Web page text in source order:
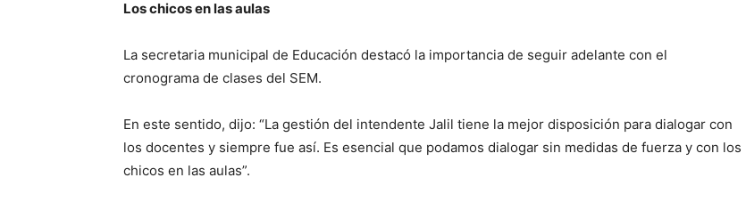
Los chicos en las aulas
La secretaria municipal de Educación destacó la importancia de seguir adelante con el
cronograma de clases del SEM.
En este sentido, dijo: “La gestión del intendente Jalil tiene la mejor disposición para dialogar con
los docentes y siempre fue así. Es esencial que podamos dialogar sin medidas de fuerza y con los
chicos en las aulas”.